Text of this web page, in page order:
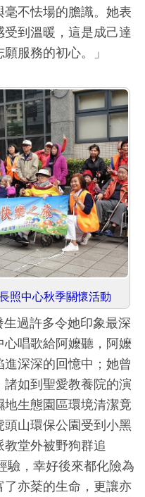
不怯場的膽識。她表
到溫暖，這是成己達
服務的初心。」
照中心秋季關懷活動
過許多令她印象最深
唱歌給阿嬤聽，阿嬤
深深的回憶中；她曾
如到聖愛教養院的演
生態園區環境清潔竟
山環保公園受到小黑
堂外被野狗群追
驗，幸好後來都化險為
亦棻的生命，更讓亦